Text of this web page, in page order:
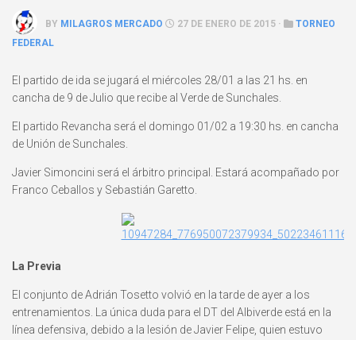
BY MILAGROS MERCADO 27 DE ENERO DE 2015 ·
TORNEO
FEDERAL
El partido de ida se jugará el miércoles 28/01 a las 21 hs. en
cancha de 9 de Julio que recibe al Verde de Sunchales.
El partido Revancha será el domingo 01/02 a 19:30 hs. en cancha
de Unión de Sunchales.
Javier Simoncini será el árbitro principal. Estará acompañado por
Franco Ceballos y Sebastián Garetto.
La Previa
El conjunto de Adrián Tosetto volvió en la tarde de ayer a los
entrenamientos. La única duda para el DT del Albiverde está en la
línea defensiva, debido a la lesión de Javier Felipe, quien estuvo